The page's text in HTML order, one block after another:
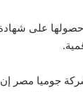
جوميا مصر